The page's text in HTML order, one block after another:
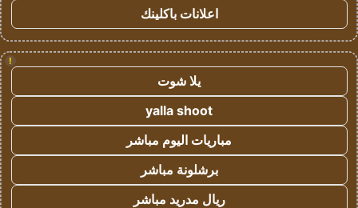
اعلانات باكلينك
!
يلا شوت
yalla shoot
مباريات اليوم مباشر
برشلونة مباشر
ريال مدريد مباشر